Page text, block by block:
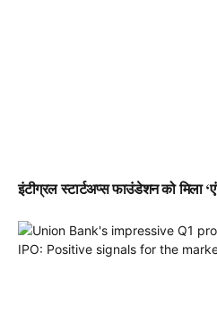
इंटीग्रल स्टार्टअप्स फाउंडेशन को मिला